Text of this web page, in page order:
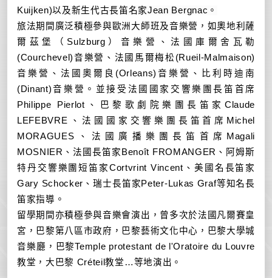
Kuijken)以及新生代古長笛名家Jean Bergnac 。
旅法期間廣泛積極參與歐洲大師班及音樂營，如奧地利薩
爾茲堡（ Sulzburg ）音樂營、法國 庫爾舍瓦勒
(Courchevel)音樂營、法國馬爾梅松 (Rueil-Malmaison)
音樂營、法國奧爾良 (Orleans) 音樂營、比利時迪南
(Dinant)音樂營 。 並接受法國國家交響樂團長笛首席
Philippe Pierlot 、巴黎歌劇院樂團長笛家 Claude
LEFEBVRE 、法國國家交響樂團長笛首席 Michel
MORAGUES 、法國廣播樂團長笛首席
Magali
MOSNIER 、法國長笛家 Benoît FROMANGER 、阿姆斯
特丹交響樂團短笛家Cortvrint Vincent 、美國名長笛家
Gary Schocker 、瑞士長笛家Peter-Lukas Graf等知名長
笛家指導。
留學期間亦積極參與音樂會演出，曾多次於法國凡爾賽皇
宮，巴黎第八區市政府， 巴黎藝術文化中心，巴黎大學城
音樂廳，巴黎Temple protestant de l'Oratoire du Louvre
教堂，大巴黎 Créteil教堂 …等地演出。